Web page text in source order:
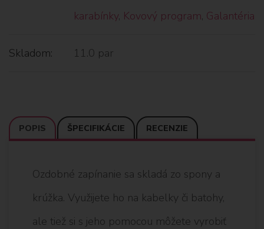
karabínky, Kovový program, Galantéria
Skladom: 11.0 par
POPIS ŠPECIFIKÁCIE RECENZIE
Ozdobné zapínanie sa skladá zo spony a
krúžka. Využijete ho na kabelky či batohy,
ale tiež si s jeho pomocou môžete vyrobiť